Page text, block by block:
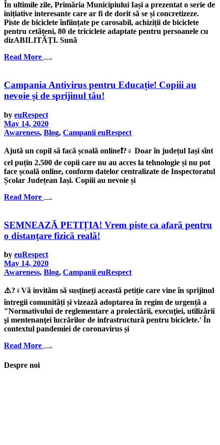
În ultimile zile, Primăria Municipiului Iași a prezentat o serie de
inițiative interesante care ar fi de dorit să se și concretizeze.
Piste de biciclete înființate pe carosabil, achiziții de biciclete
pentru cetățeni, 80 de triciclete adaptate pentru persoanele cu
dizABILITĂȚI. Sună
Read More
Campania Antivirus pentru Educație! Copiii au
nevoie și de sprijinul tău!
by euRespect
May 14, 2020
Awareness, Blog, Campanii euRespect
Ajută un copil să facă școală online❗️?‍♀️ Doar în județul Iași sînt
cel puțin 2.500 de copii care nu au acces la tehnologie și nu pot
face școală online, conform datelor centralizate de Inspectoratul
Școlar Județean Iași. Copiii au nevoie și
Read More
SEMNEAZĂ PETIȚIA! Vrem piste ca afară pentru
o distanţare fizică reală!
by euRespect
May 14, 2020
Awareness, Blog, Campanii euRespect
⚠️?‍♀️Vă invităm să susțineți această petiție care vine în sprijinul
întregii comunități și vizează adoptarea în regim de urgență a
"Normativului de reglementare a proiectării, execuţiei, utilizării
şi mentenanţei lucrărilor de infrastructură pentru biciclete.' În
contextul pandemiei de coronavirus și
Read More
Despre noi